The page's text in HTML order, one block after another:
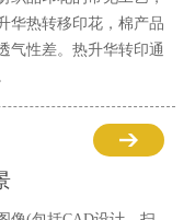
华热转移印花，棉产品
气性差。热升华转印通